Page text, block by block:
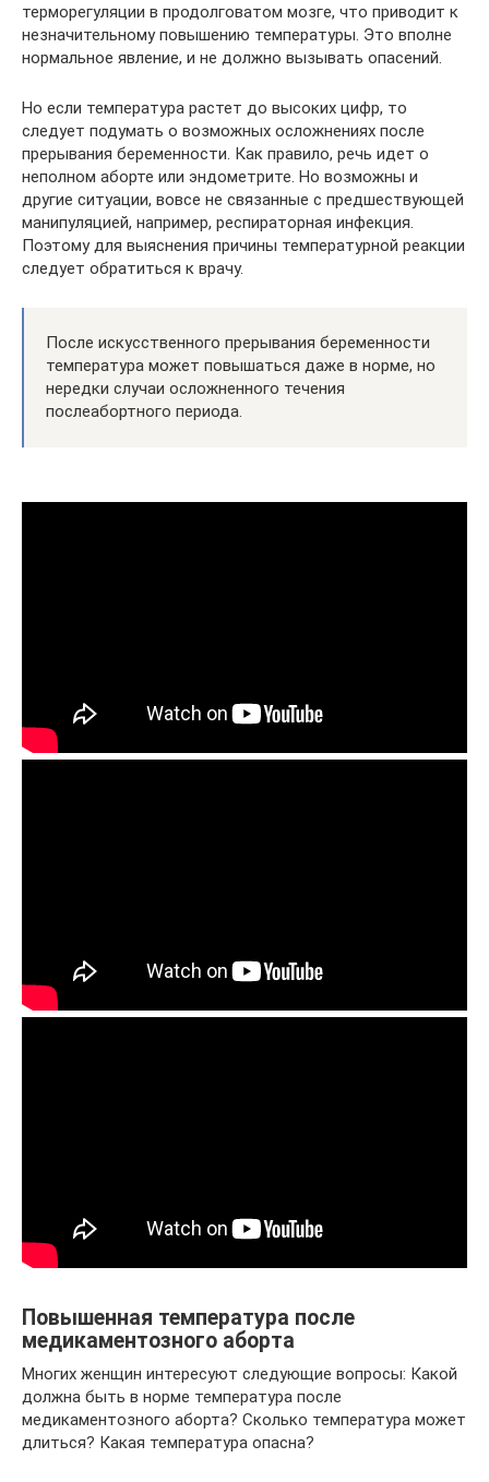
терморегуляции в продолговатом мозге, что приводит к
незначительному повышению температуры. Это вполне
нормальное явление, и не должно вызывать опасений.
Но если температура растет до высоких цифр, то
следует подумать о возможных осложнениях после
прерывания беременности. Как правило, речь идет о
неполном аборте или эндометрите. Но возможны и
другие ситуации, вовсе не связанные с предшествующей
манипуляцией, например, респираторная инфекция.
Поэтому для выяснения причины температурной реакции
следует обратиться к врачу.
После искусственного прерывания беременности
температура может повышаться даже в норме, но
нередки случаи осложненного течения
послеабортного периода.
Повышенная температура после
медикаментозного аборта
Многих женщин интересуют следующие вопросы: Какой
должна быть в норме температура после
медикаментозного аборта? Сколько температура может
длиться? Какая температура опасна?